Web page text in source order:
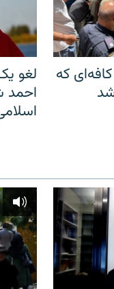
که
لغو
احمد